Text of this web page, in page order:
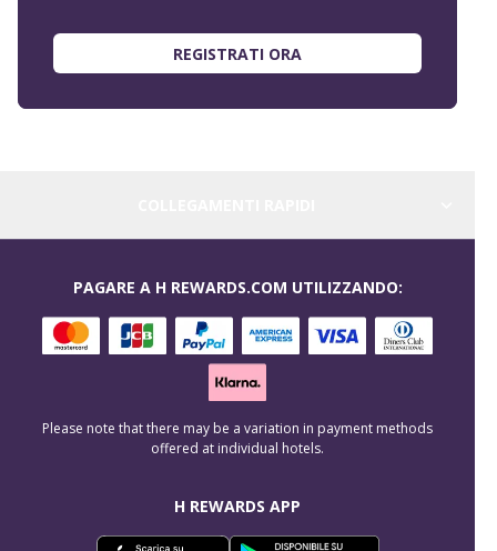
REGISTRATI ORA
H REWARDS APP
PAGARE A H REWARDS.COM UTILIZZANDO:
Please note that there may be a variation in payment methods
offered at individual hotels.